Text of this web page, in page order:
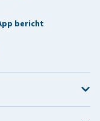
bericht